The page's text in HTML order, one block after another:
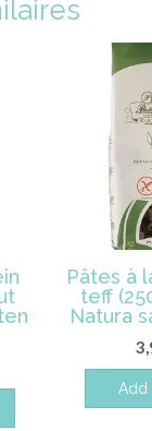
Pâtes à
teff
Natura
Add